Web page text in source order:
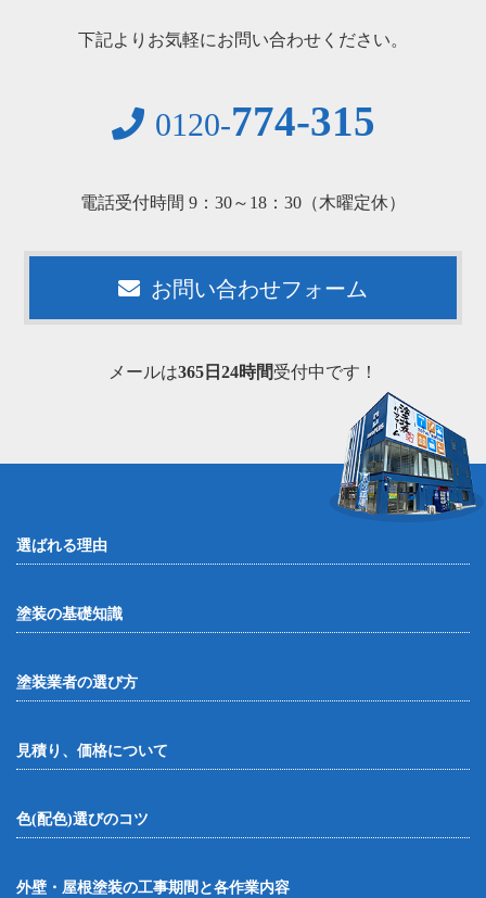
下記よりお気軽にお問い合わせください。
0120-774-315
電話受付時間 9：30～18：30（木曜定休）
お問い合わせフォーム
メールは365日24時間受付中です！
選ばれる理由
塗装の基礎知識
塗装業者の選び方
見積り、価格について
色(配色)選びのコツ
外壁・屋根塗装の工事期間と各作業内容